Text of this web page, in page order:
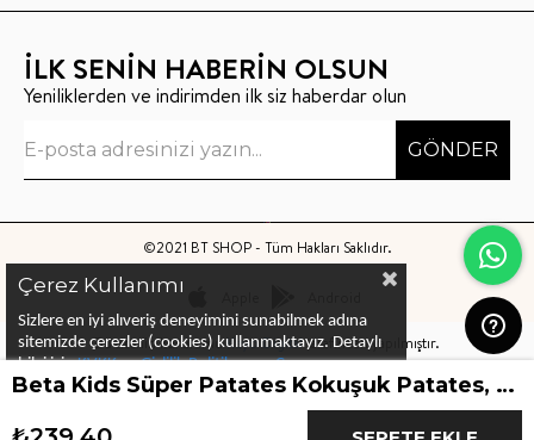
İLK SENİN HABERİN OLSUN
Yeniliklerden ve indirimden ilk siz haberdar olun
GÖNDER
©2021 BT SHOP - Tüm Hakları Saklıdır.
Bu sitenin kurulumuKeyo Digitaltarafından yapılmıştır.
Çerez Kullanımı
Sizlere en iyi alıveriş deneyimini sunabilmek adına
sitemizde çerezler (cookies) kullanmaktayız. Detaylı
bilgi için KVKK ve Gizlilik Politikası veÇerez
Politika larını inceleyebilirsiniz Beta Kids Süper Patates Kokuşuk Patates, Süper Bezelye'ye Karşı